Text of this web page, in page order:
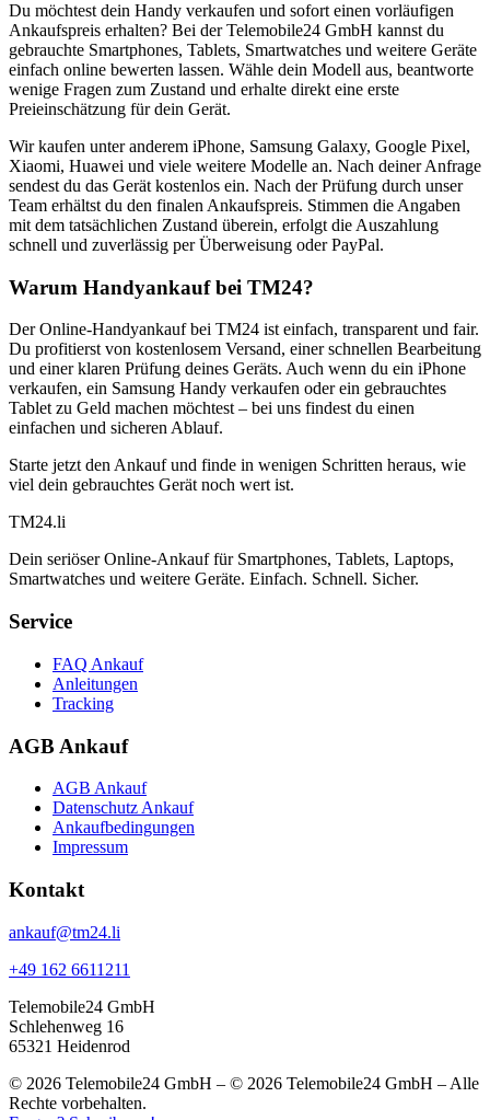
Du möchtest dein Handy verkaufen und sofort einen vorläufigen
Ankaufspreis erhalten? Bei der Telemobile24 GmbH kannst du
gebrauchte Smartphones, Tablets, Smartwatches und weitere Geräte
einfach online bewerten lassen. Wähle dein Modell aus, beantworte
wenige Fragen zum Zustand und erhalte direkt eine erste
Preieinschätzung für dein Gerät.
Wir kaufen unter anderem iPhone, Samsung Galaxy, Google Pixel,
Xiaomi, Huawei und viele weitere Modelle an. Nach deiner Anfrage
sendest du das Gerät kostenlos ein. Nach der Prüfung durch unser
Team erhältst du den finalen Ankaufspreis. Stimmen die Angaben
mit dem tatsächlichen Zustand überein, erfolgt die Auszahlung
schnell und zuverlässig per Überweisung oder PayPal.
Warum Handyankauf bei TM24?
Der Online-Handyankauf bei TM24 ist einfach, transparent und fair.
Du profitierst von kostenlosem Versand, einer schnellen Bearbeitung
und einer klaren Prüfung deines Geräts. Auch wenn du ein iPhone
verkaufen, ein Samsung Handy verkaufen oder ein gebrauchtes
Tablet zu Geld machen möchtest – bei uns findest du einen
einfachen und sicheren Ablauf.
Starte jetzt den Ankauf und finde in wenigen Schritten heraus, wie
viel dein gebrauchtes Gerät noch wert ist.
TM24.li
Dein seriöser Online-Ankauf für Smartphones, Tablets, Laptops,
Smartwatches und weitere Geräte. Einfach. Schnell. Sicher.
Service
FAQ Ankauf
Anleitungen
Tracking
AGB Ankauf
AGB Ankauf
Datenschutz Ankauf
Ankaufbedingungen
Impressum
Kontakt
ankauf@tm24.li
+49 162 6611211
Telemobile24 GmbH
Schlehenweg 16
65321 Heidenrod
© 2026 Telemobile24 GmbH – © 2026 Telemobile24 GmbH – Alle
Rechte vorbehalten.